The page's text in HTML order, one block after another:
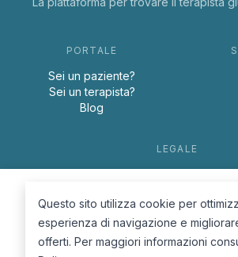
PORTALE
Sei un paziente?
Sei un terapista?
Blog
LEGALE
Cookie Policy
Questo sito utilizza cookie per
esperienza di navigazione e
offerti. Per maggiori informazioni